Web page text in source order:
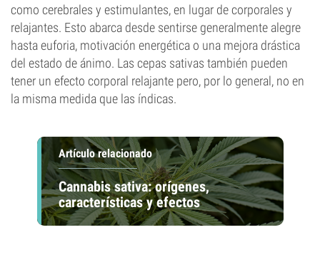
como cerebrales y estimulantes, en lugar de corporales y
relajantes. Esto abarca desde sentirse generalmente alegre
hasta euforia, motivación energética o una mejora drástica
del estado de ánimo. Las cepas sativas también pueden
tener un efecto corporal relajante pero, por lo general, no en
la misma medida que las índicas.
Artículo relacionado
Cannabis sativa: orígenes,
características y efectos